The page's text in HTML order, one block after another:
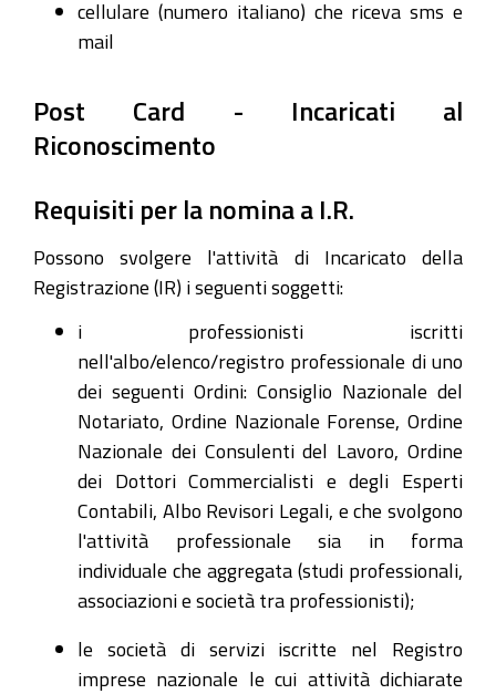
cellulare (numero italiano) che riceva sms e
mail
Post Card - Incaricati al
Riconoscimento
Requisiti per la nomina a I.R.
Possono svolgere l'attività di Incaricato della
Registrazione (IR) i seguenti soggetti:
i professionisti iscritti
nell'albo/elenco/registro professionale di uno
dei seguenti Ordini: Consiglio Nazionale del
Notariato, Ordine Nazionale Forense, Ordine
Nazionale dei Consulenti del Lavoro, Ordine
dei Dottori Commercialisti e degli Esperti
Contabili, Albo Revisori Legali, e che svolgono
l'attività professionale sia in forma
individuale che aggregata (studi professionali,
associazioni e società tra professionisti);
le società di servizi iscritte nel Registro
imprese nazionale le cui attività dichiarate